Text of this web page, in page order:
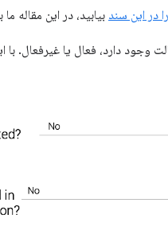
بیابید، در این مقاله
دارد، فعال یا غیرفعال. با